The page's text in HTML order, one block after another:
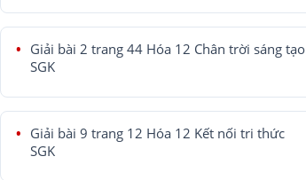
Giải bài 2 trang 44 Hóa 12 Chân trời sáng tạo
SGK
Giải bài 9 trang 12 Hóa 12 Kết nối tri thức
SGK